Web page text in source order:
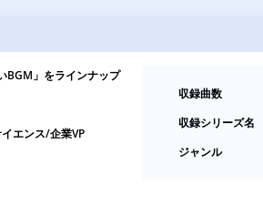
BGM」をラインナップ
エンス/企業VP
収録曲数
収録シリーズ名
ジャンル